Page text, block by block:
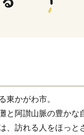
東かがわ市。
と阿讃山脈の豊かな
、訪れる人をほっと